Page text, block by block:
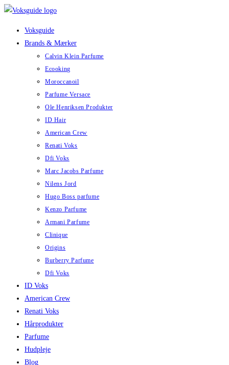
Skip
Voksguide
Brands & Mærker
Calvin Klein Parfume
Ecooking
Moroccanoil
Parfume Versace
Ole Henriksen Produkter
ID Hair
American Crew
Renati Voks
Dfi Voks
Marc Jacobs Parfume
Nilens Jord
Hugo Boss parfume
Kenzo Parfume
Armani Parfume
Clinique
Origins
Burberry Parfume
Dfi Voks
ID Voks
American Crew
Renati Voks
Hårprodukter
Parfume
Hudpleje
Blog